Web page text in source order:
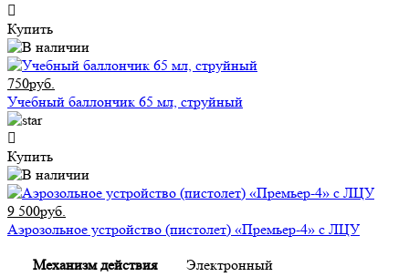
Купить
750руб.
Учебный баллончик 65 мл, струйный
Купить
9 500руб.
Аэрозольное устройство (пистолет) «Премьер-4» с ЛЦУ
Механизм действия Электронный